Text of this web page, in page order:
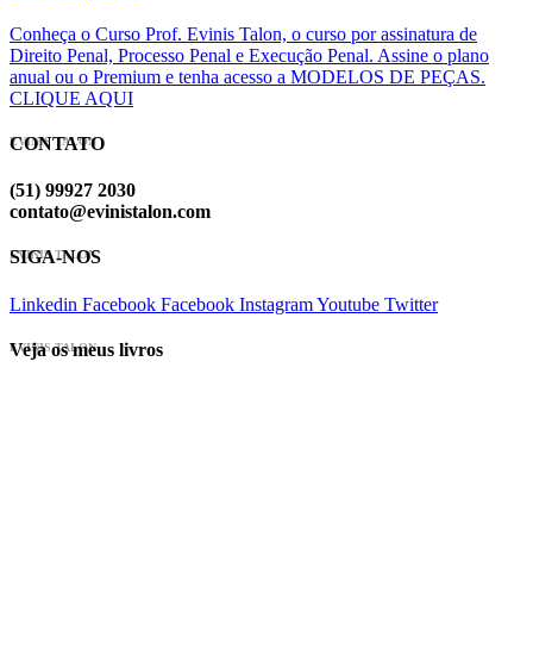
Conheça o Curso Prof. Evinis Talon, o curso por assinatura de
Direito Penal, Processo Penal e Execução Penal. Assine o plano
anual ou o Premium e tenha acesso a MODELOS DE PEÇAS.
CLIQUE AQUI
EVINIS TALON
CONTATO
(51) 99927 2030
contato@evinistalon.com
EVINIS TALON
SIGA-NOS
Linkedin Facebook Facebook InstagramYoutube Twitter
EVINIS TALON
Veja os meus livros